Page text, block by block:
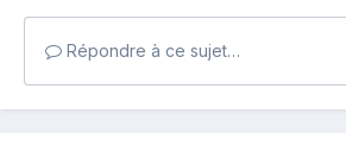
Répondre à ce sujet…